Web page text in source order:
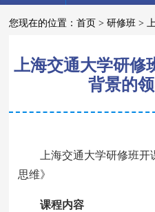
您现在的位置：首页 >研修班 >
上海交通大学研修
背景的领
上海交通大学研修班开
思维》
课程内容